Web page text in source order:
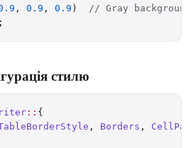
, 0.9 , 0.9 ) // Gray background
стилю
:: {
, Borders ,